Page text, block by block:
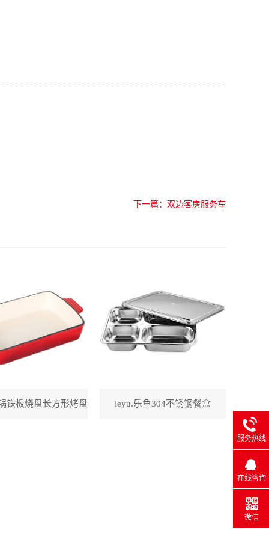
下一篇：双边客房服务车
铁板烧盘长方形烤盘 leyu.乐鱼304不锈钢餐盒
服务热线
在线咨询
微信